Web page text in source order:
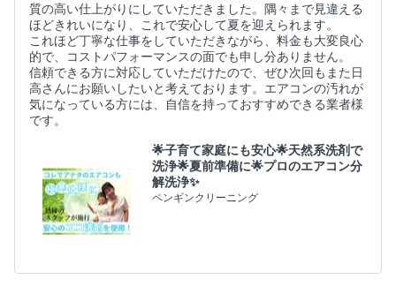
質の高い仕上がりにしていただきました。隅々まで見違える
ほどきれいになり、これで安心して夏を迎えられます。
​これほど丁寧な仕事をしていただきながら、料金も大変良心
的で、コストパフォーマンスの面でも申し分ありません。
​信頼できる方に対応していただけたので、ぜひ次回もまた日
高さんにお願いしたいと考えております。エアコンの汚れが
気になっている方には、自信を持っておすすめできる業者様
です。
🌟子育て家庭にも安心🌟天然系洗剤で
洗浄🌟夏前準備に🌟プロのエアコン分
解洗浄✨
ペンギンクリーニング